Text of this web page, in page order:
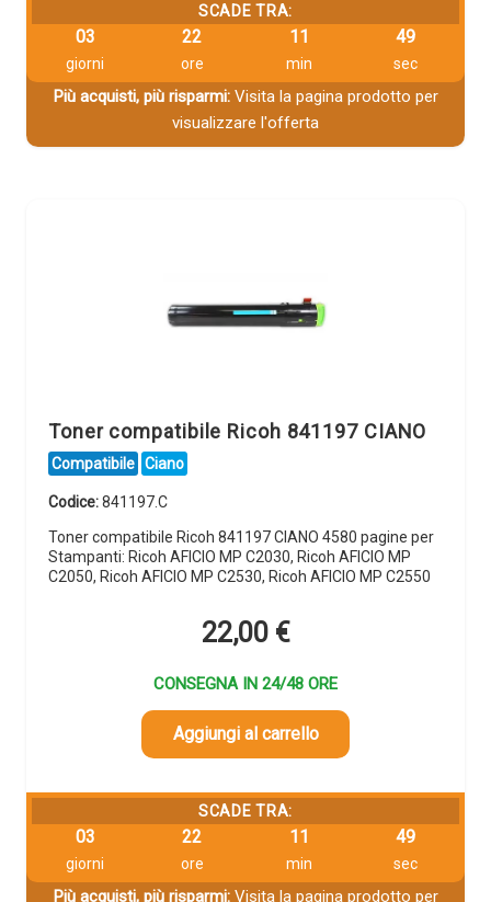
SCADE TRA:
03
giorni
22
ore
11
min
48
sec
Più acquisti, più risparmi:Visita la pagina prodotto per
visualizzare l'offerta
Toner compatibile Ricoh 841197 CIANO
Compatibile Ciano
Codice:841197.C
Toner compatibile Ricoh 841197 CIANO 4580 pagine per
Stampanti: Ricoh AFICIO MP C2030, Ricoh AFICIO MP
C2050, Ricoh AFICIO MP C2530, Ricoh AFICIO MP C2550
22,00 €
CONSEGNA IN 24/48 ORE
Aggiungi al carrello
SCADE TRA:
03
giorni
22
ore
11
min
48
sec
Più acquisti, più risparmi:Visita la pagina prodotto per